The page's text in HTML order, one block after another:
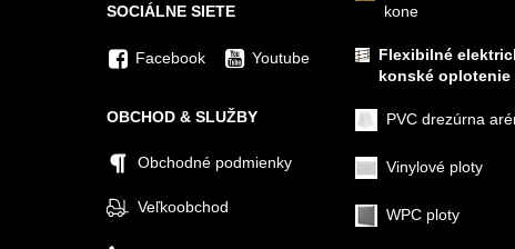
SOCIÁLNE SIETE
Facebook Youtube
OBCHOD & SLUŽBY
Obchodné podmienky
Veľkoobchod
kone
Flexibilné
konské oplotenie
PVC drezúrna
Vinylové ploty
WPC ploty